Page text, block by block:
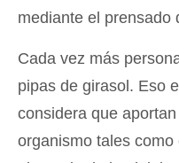
mediante el prensado
Cada vez más
pipas de girasol. Eso
considera que
organismo tales